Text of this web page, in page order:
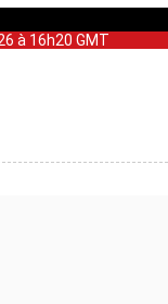
à 16h20 GMT